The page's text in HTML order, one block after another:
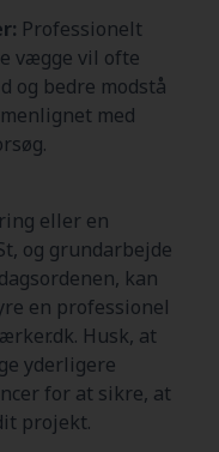
Professionelt
vægge vil ofte
og bedre modstå
med
eller en
og grundarbejde
kan
en professionel
Husk, at
yderligere
for at sikre, at
projekt.